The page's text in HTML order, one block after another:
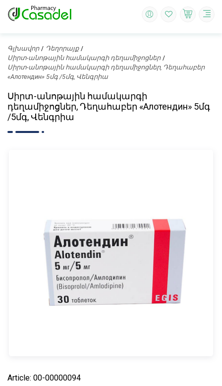
Գլխավոր
Դեղորայք
Սիրտ-անոթային համակարգի դեղամիջոցներ
Սիրտ-անոթային համակարգի դեղամիջոցներ, Դեղահաբեր
«Алотендин» 5մգ /5մգ, Վենգրիա
Սիրտ-անոթային համակարգի
դեղամիջոցներ, Դեղահաբեր «Алотендин» 5մգ
/5մգ, Վենգրիա
Article: 00-00000094